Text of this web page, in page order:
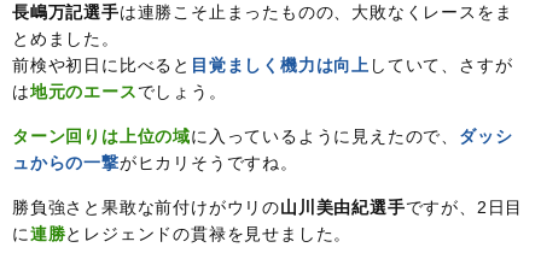
長嶋万記選手は連勝こそ止まったものの、大敗なくレースをま
とめました。
前検や初日に比べると 目覚ましく機力は向上 していて、さすが
は地元のエースでしょう。
ターン回りは上位の域に入っているように見えたので、 ダッシ
ュからの一撃がヒカリそうですね。
勝負強さと果敢な前付けがウリの山川美由紀選手ですが、2日目
に連勝とレジェンドの貫禄を見せました。